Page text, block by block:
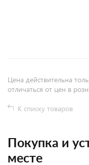
Цена действительна
отличаться от цен в
К списку товаров
Покупка и
месте